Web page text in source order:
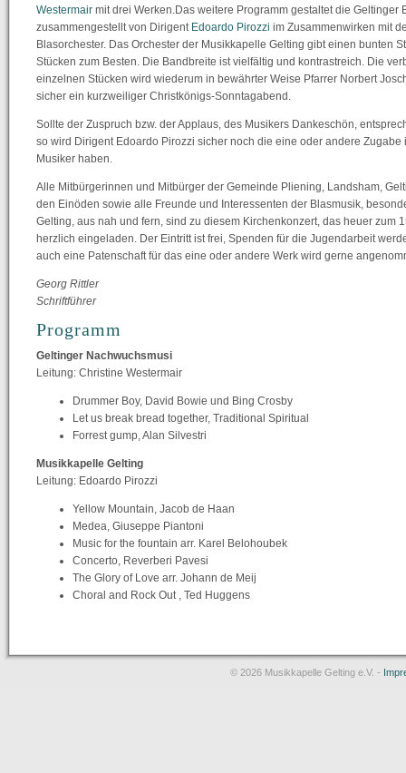
Westermair mit drei Werken.Das weitere Programm gestaltet die Geltinger
zusammengestellt von Dirigent Edoardo Pirozzi im Zusammenwirken mit
Blasorchester. Das Orchester der Musikkapelle Gelting gibt einen bunten
Stücken zum Besten. Die Bandbreite ist vielfältig und kontrastreich. Die
einzelnen Stücken wird wiederum in bewährter Weise Pfarrer Norbert
sicher ein kurzweiliger Christkönigs-Sonntagabend.
Sollte der Zuspruch bzw. der Applaus, des Musikers Dankeschön,
so wird Dirigent Edoardo Pirozzi sicher noch die eine oder andere Zugabe
Musiker haben.
Alle Mitbürgerinnen und Mitbürger der Gemeinde Pliening, Landsham,
den Einöden sowie alle Freunde und Interessenten der Blasmusik,
Gelting, aus nah und fern, sind zu diesem Kirchenkonzert, das heuer zum
herzlich eingeladen. Der Eintritt ist frei, Spenden für die Jugendarbeit
auch eine Patenschaft für das eine oder andere Werk wird gerne
Georg Rittler
Schriftführer
Programm
Geltinger Nachwuchsmusi
Leitung: Christine Westermair
Drummer Boy, David Bowie und Bing Crosby
Let us break bread together, Traditional Spiritual
Forrest gump, Alan Silvestri
Musikkapelle Gelting
Leitung: Edoardo Pirozzi
Yellow Mountain, Jacob de Haan
Medea, Giuseppe Piantoni
Music for the fountain arr. Karel Belohoubek
Concerto, Reverberi Pavesi
The Glory of Love arr. Johann de Meij
Choral and Rock Out , Ted Huggens
© 2026 Musikkapelle Gelting e.V. -